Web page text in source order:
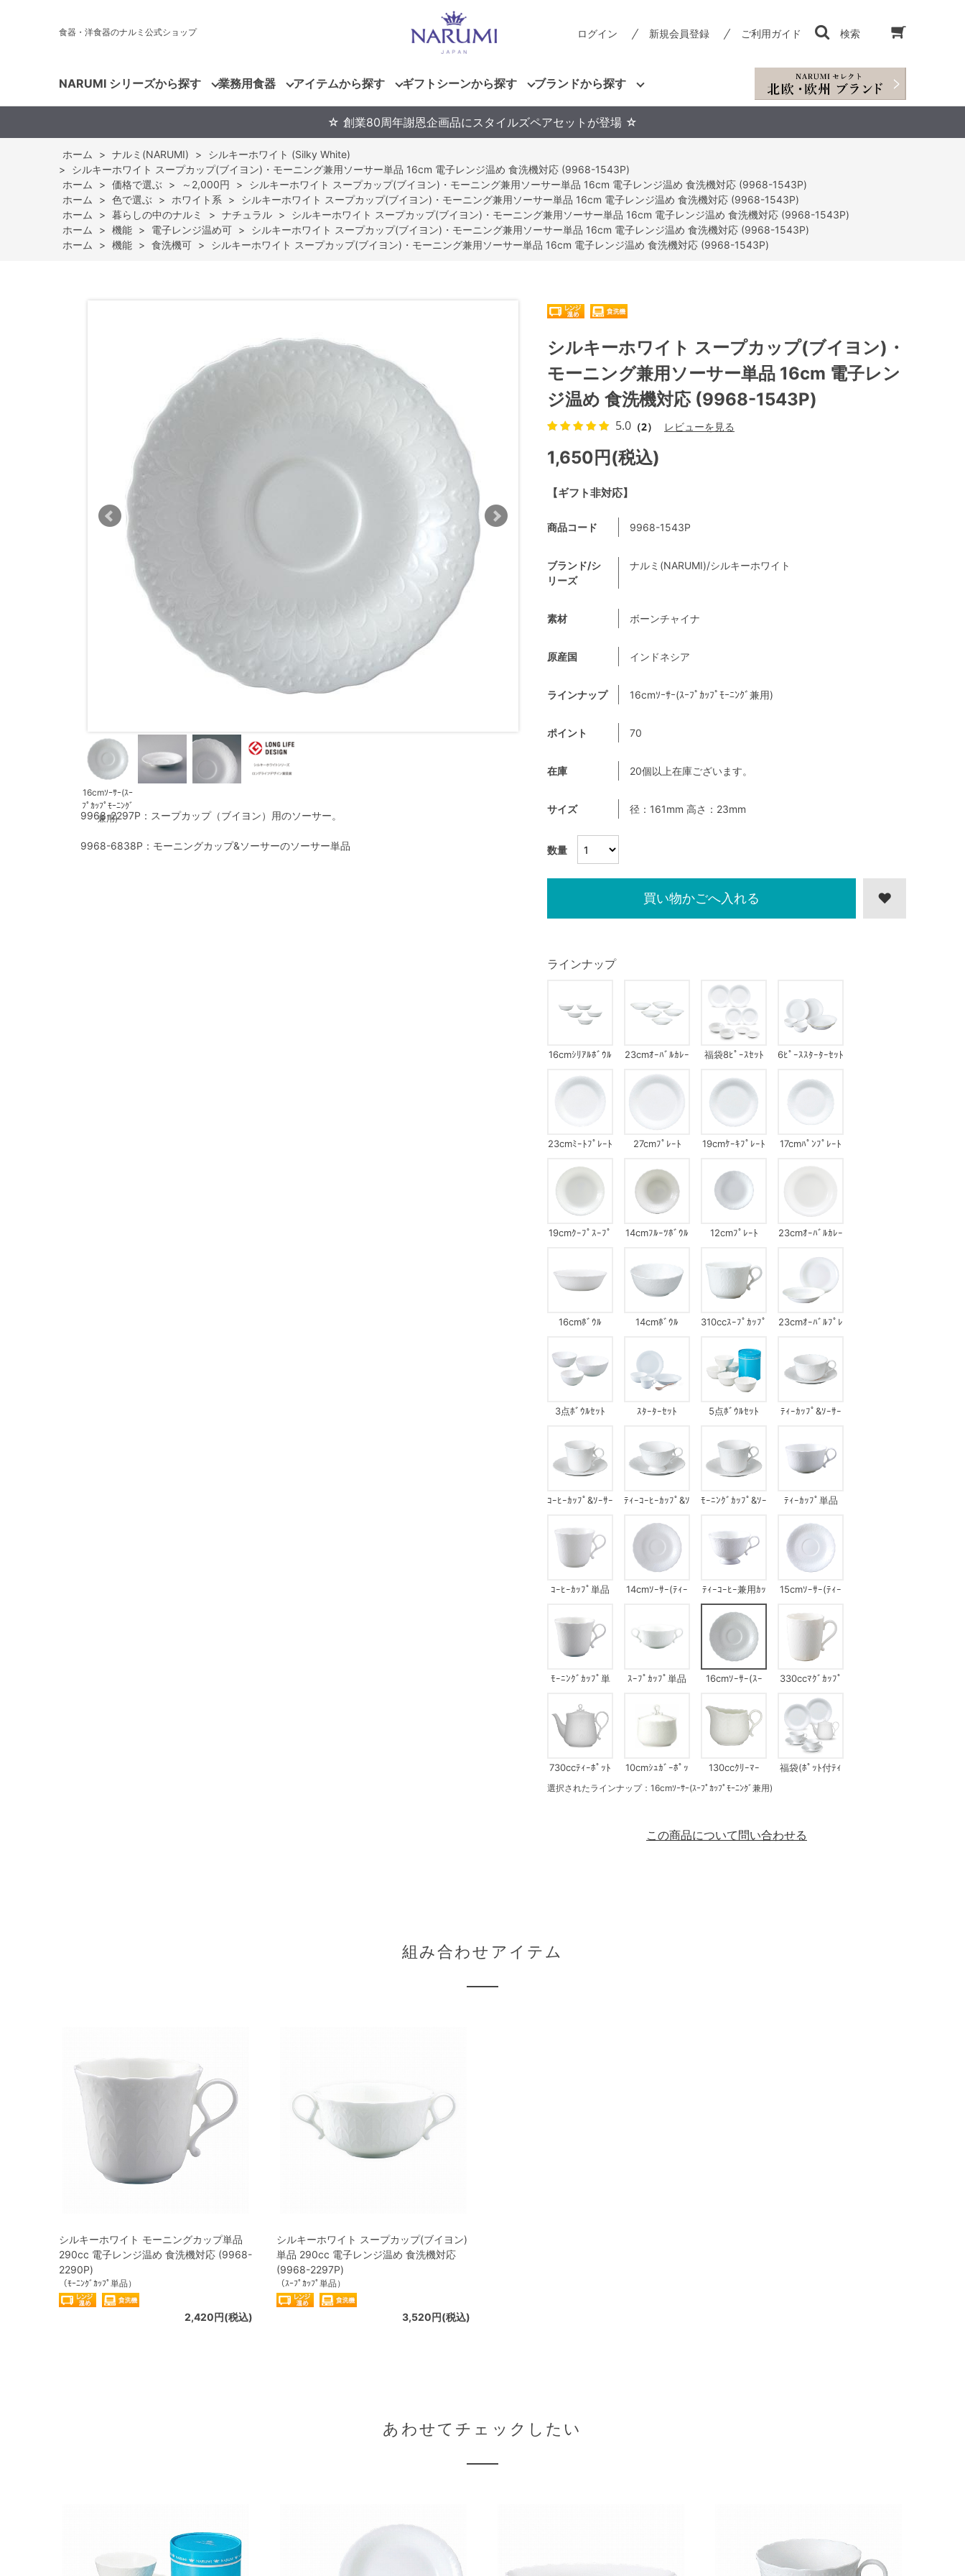
食器・洋食器のナルミ公式ショップ ログイン 新規会員登録 ご利用ガイド 検索
NARUMI シリーズから探す 業務用食器 アイテムから探す ギフトシーンから探す ブランドから探す
☆ 創業80周年謝恩企画品にスタイルズペアセットが登場 ☆
ホーム > ナルミ(NARUMI) >
シルキーホワイト (Silky White)
>
シルキーホワイト スープカップ(ブイヨン)・モーニング兼用ソーサー単品 16cm 電子レンジ温め 食洗機対応 (9968-1543P)
ホーム
> 価格で選ぶ > ～2,000円 >
シルキーホワイト スープカップ(ブイヨン)・モーニング兼用ソーサー単品 16cm 電子レンジ温め 食洗機対応 (9968-1543P)
ホーム
> 色で選ぶ > ホワイト系 >
シルキーホワイト スープカップ(ブイヨン)・モーニング兼用ソーサー単品 16cm 電子レンジ温め 食洗機対応 (9968-1543P)
ホーム
> 暮らしの中のナルミ > ナチュラル >
シルキーホワイト スープカップ(ブイヨン)・モーニング兼用ソーサー単品 16cm 電子レンジ温め 食洗機対応 (9968-1543P)
ホーム
> 機能 > 電子レンジ温め可 >
シルキーホワイト スープカップ(ブイヨン)・モーニング兼用ソーサー単品 16cm 電子レンジ温め 食洗機対応 (9968-1543P)
ホーム
> 機能 > 食洗機可 > シルキーホワイト スープカップ(ブイヨン)・モーニング兼用ソーサー単品 16cm 電子レンジ温め 食洗機対応 (9968-1543P)
16cmｿｰｻｰ(ｽｰ
ﾌﾟｶｯﾌﾟﾓｰﾆﾝｸﾞ
兼用)
9968-2297P：スープカップ（ブイヨン）用のソーサー。
9968-6838P：モーニングカップ&ソーサーのソーサー単品
【ギフト非対応】
シルキーホワイト スープカップ(ブイヨン)・
モーニング兼用ソーサー単品 16cm 電子レン
ジ温め 食洗機対応 (9968-1543P)
5.0 （2） レビューを見る
1,650円(税込)
数量
商品コード 9968-1543P
ブランド/シ
リーズ
ナルミ(NARUMI)/シルキーホワイト
素材 ボーンチャイナ
原産国 インドネシア
ラインナップ 16cmｿｰｻｰ(ｽｰﾌﾟｶｯﾌﾟﾓｰﾆﾝｸﾞ兼用)
ポイント 70
在庫 20個以上在庫ございます。
サイズ 径：161mm 高さ：23mm
ラインナップ
16cmｼﾘｱﾙﾎﾞｳﾙ
23cmｵｰﾊﾞﾙｶﾚｰ
ﾎﾜｲﾄ)
福袋8ﾋﾟｰｽｾｯﾄ 6ﾋﾟｰｽｽﾀｰﾀｰｾｯﾄ
23cmﾐｰﾄﾌﾟﾚｰﾄ 27cmﾌﾟﾚｰﾄ 19cmｹｰｷﾌﾟﾚｰﾄ 17cmﾊﾟﾝﾌﾟﾚｰﾄ
19cmｸｰﾌﾟｽｰﾌﾟ
14cmﾌﾙｰﾂﾎﾞｳﾙ 12cmﾌﾟﾚｰﾄ
23cmｵｰﾊﾞﾙｶﾚｰ
16cmﾎﾞｳﾙ 14cmﾎﾞｳﾙ 310ccｽｰﾌﾟｶｯﾌﾟ
23cmｵｰﾊﾞﾙﾌﾟﾚ
3点ﾎﾞｳﾙｾｯﾄ ｽﾀｰﾀｰｾｯﾄ 5点ﾎﾞｳﾙｾｯﾄ ﾃｨｰｶｯﾌﾟ&ｿｰｻｰ
ｺｰﾋｰｶｯﾌﾟ&ｿｰｻｰ
ﾃｨｰｺｰﾋｰｶｯﾌﾟ&ｿ
ﾓｰﾆﾝｸﾞｶｯﾌﾟ&ｿｰ
ﾃｨｰｶｯﾌﾟ単品
ｺｰﾋｰｶｯﾌﾟ単品
14cmｿｰｻｰ(ﾃｨｰ
ﾃｨｰｺｰﾋｰ兼用ｶｯ
ﾌﾟ単品
15cmｿｰｻｰ(ﾃｨｰ
ﾓｰﾆﾝｸﾞｶｯﾌﾟ単
ｽｰﾌﾟｶｯﾌﾟ単品
16cmｿｰｻｰ(ｽｰ
330ccﾏｸﾞｶｯﾌﾟ
730ccﾃｨｰﾎﾟｯﾄ
10cmｼｭｶﾞｰﾎﾟｯ
130ccｸﾘｰﾏｰ
福袋(ﾎﾟｯﾄ付ﾃｨ
選択されたラインナップ：16cmｿｰｻｰ(ｽｰﾌﾟｶｯﾌﾟﾓｰﾆﾝｸﾞ兼用)
買い物かごへ入れる
この商品について問い合わせる
組み合わせアイテム
シルキーホワイト モーニングカップ単品
290cc 電子レンジ温め 食洗機対応 (9968-
2290P)
（ﾓｰﾆﾝｸﾞｶｯﾌﾟ単品）
2,420円(税込)
シルキーホワイト スープカップ(ブイヨン)
単品 290cc 電子レンジ温め 食洗機対応
(9968-2297P)
（ｽｰﾌﾟｶｯﾌﾟ単品）
3,520円(税込)
あわせてチェックしたい